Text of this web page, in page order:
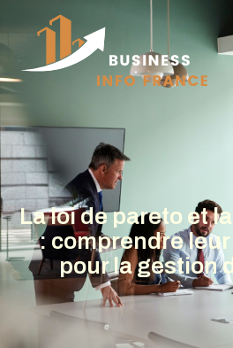
La loi de pareto et
: comprendre
pour la gestion